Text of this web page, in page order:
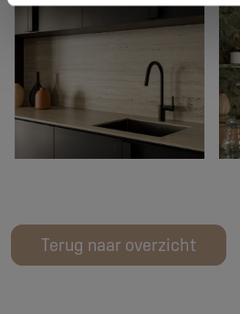
Terug naar overzicht